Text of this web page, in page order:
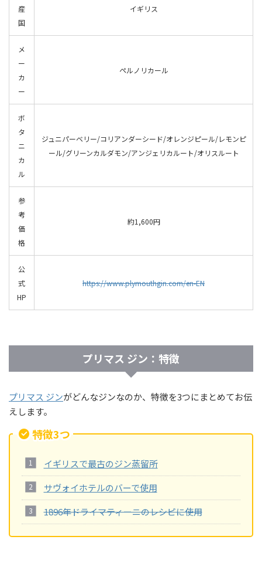
産
国
イギリス
メ
ー
カ
ー
ペルノリカール
ボ
タ
ニ
カ
ル
ジュニパーベリー/コリアンダーシード/オレンジピール/レモンピ
ール/グリーンカルダモン/アンジェリカルート/オリスルート
参
考
価
格
約1 ,600円
公
式
HP
https://www.plymouthgin.com/en-EN
プリマス ジン：特徴
プリマス ジンがどんなジンなのか、特徴を3つにまとめてお伝
えします。
特徴3つ
イギリスで最古のジン蒸留所
サヴォイホテルのバーで使用
1896年ドライマティーニのレシピに使用